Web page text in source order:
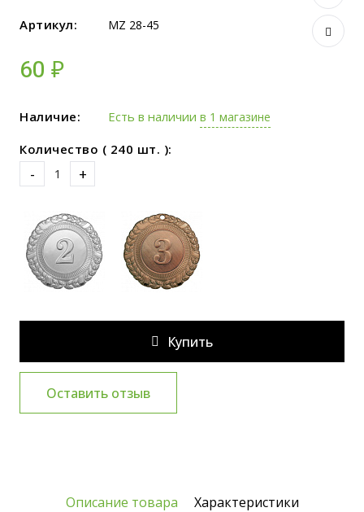
Артикул: MZ 28-45
60 ₽
Наличие: Есть в наличии в 1 магазине
Количество ( 240 шт. ):
- +
Купить
Оставить отзыв
Описание товара
Характеристики